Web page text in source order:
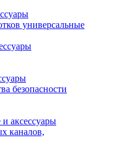
универсальные
безопасности
аксессуары
каналов,